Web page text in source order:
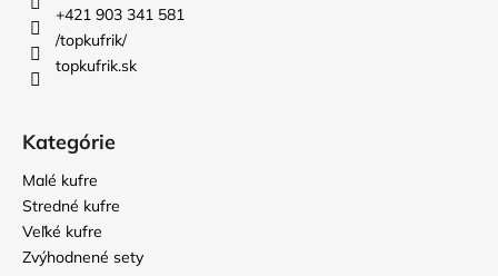
+421 903 341 581
/topkufrik/
topkufrik.sk
Kategórie
Malé kufre
Stredné kufre
Veľké kufre
Zvýhodnené sety